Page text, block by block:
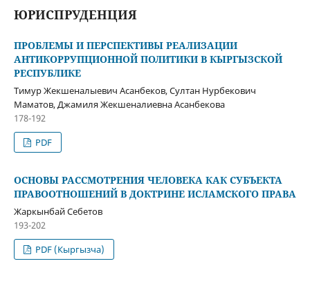
ЮРИСПРУДЕНЦИЯ
ПРОБЛЕМЫ И ПЕРСПЕКТИВЫ РЕАЛИЗАЦИИ
АНТИКОРРУПЦИОННОЙ ПОЛИТИКИ В КЫРГЫЗСКОЙ
РЕСПУБЛИКЕ
Тимур Жекшеналыевич Асанбеков, Султан Нурбекович
Маматов, Джамиля Жекшеналиевна Асанбекова
178-192
PDF
ОСНОВЫ РАССМОТРЕНИЯ ЧЕЛОВЕКА КАК СУБЪЕКТА
ПРАВООТНОШЕНИЙ В ДОКТРИНЕ ИСЛАМСКОГО ПРАВА
Жаркынбай Себетов
193-202
PDF (Кыргызча)